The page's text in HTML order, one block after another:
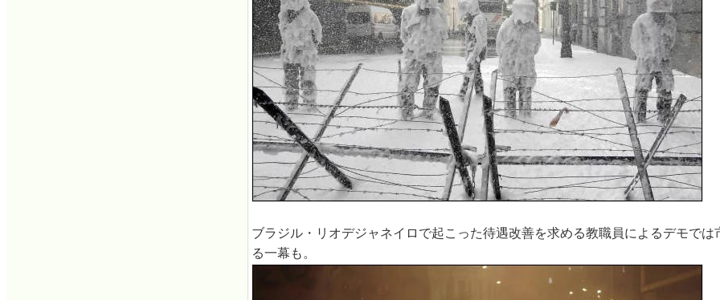
ブラジル・リオデジャネイロで起こった待遇改善を求める教職員によるデモでは
る一幕も。